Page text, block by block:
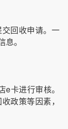
回收申请。一
。
卡进行审核。
政策等因素，